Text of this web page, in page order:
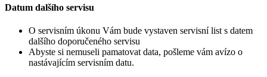
Datum dalšího servisu
O servisním úkonu Vám bude vystaven servisní list s datem
dalšího doporučeného servisu
Abyste si nemuseli pamatovat data, pošleme vám avízo o
nastávajícím servisním datu.